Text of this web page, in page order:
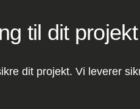
til dit projekt
dit projekt. Vi leverer